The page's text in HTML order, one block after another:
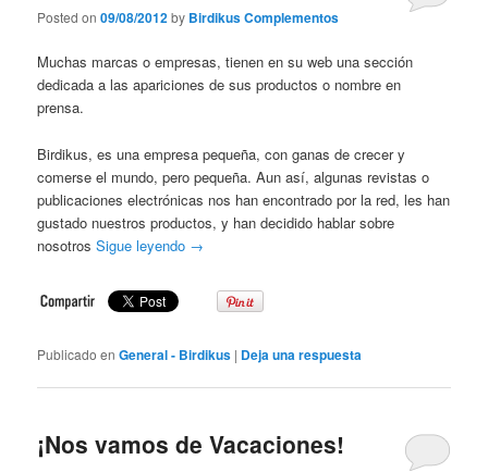
Posted on09/08/2012by Birdikus Complementos
Muchas marcas o empresas, tienen en su web una sección
dedicada a las apariciones de sus productos o nombre en
prensa.
Birdikus, es una empresa pequeña, con ganas de crecer y
comerse el mundo, pero pequeña. Aun así, algunas revistas o
publicaciones electrónicas nos han encontrado por la red, les han
gustado nuestros productos, y han decidido hablar sobre
nosotrosSigue leyendo →
Publicado en General - Birdikus | Deja una respuesta
¡Nos vamos de Vacaciones!